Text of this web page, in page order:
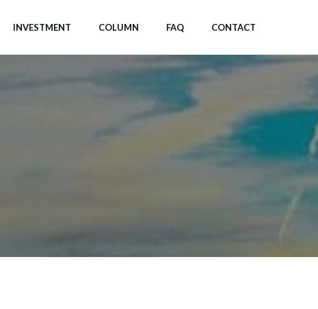
INVESTMENT COLUMN FAQ CONTACT